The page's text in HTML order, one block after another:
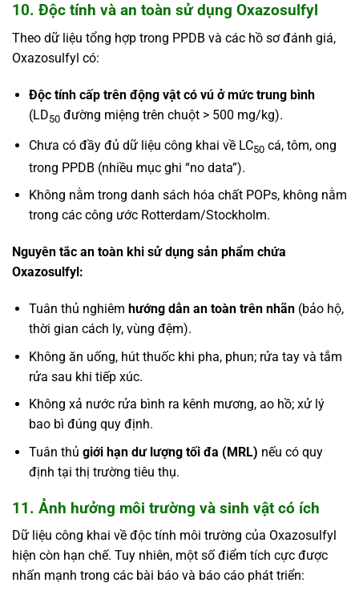
10. Độc tính và an toàn sử dụng Oxazosulfyl
Theo dữ liệu tổng hợp trong PPDB và các hồ sơ đánh giá,
Oxazosulfyl có:
Độc tính cấp trên động vật có vú ở mức trung bình
(LD50đường miệng trên chuột > 500 mg/kg).
Chưa có đầy đủ dữ liệu công khai về LC50cá, tôm, ong
trong PPDB (nhiều mục ghi “no data”).
Không nằm trong danh sách hóa chất POPs, không nằm
trong các công ước Rotterdam/Stockholm.
Nguyên tắc an toàn khi sử dụng sản phẩm chứa
Oxazosulfyl:
Tuân thủ nghiêm hướng dẫn an toàn trên nhãn(bảo hộ,
thời gian cách ly, vùng đệm).
Không ăn uống, hút thuốc khi pha, phun; rửa tay và tắm
rửa sau khi tiếp xúc.
Không xả nước rửa bình ra kênh mương, ao hồ; xử lý
bao bì đúng quy định.
Tuân thủ giới hạn dư lượng tối đa (MRL) nếu có quy
định tại thị trường tiêu thụ.
11. Ảnh hưởng môi trường và sinh vật có ích
Dữ liệu công khai về độc tính môi trường của Oxazosulfyl
hiện còn hạn chế. Tuy nhiên, một số điểm tích cực được
nhấn mạnh trong các bài báo và báo cáo phát triển: